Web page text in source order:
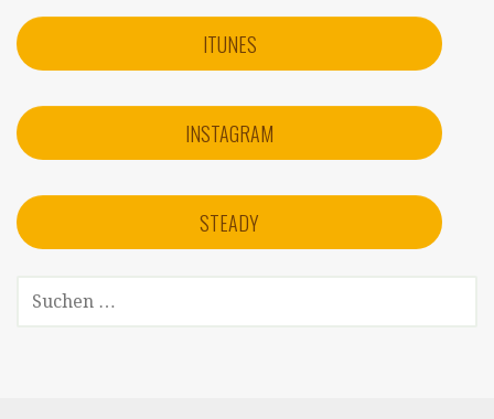
ITUNES
INSTAGRAM
STEADY
SUCHEN
NACH: